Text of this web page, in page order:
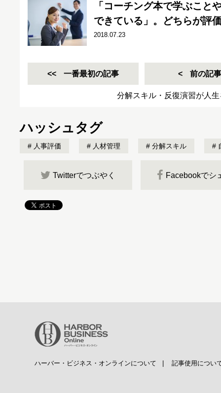
「コーチング本で学ぶこと
できている」。どちらが評
2018.07.23
一番最初の記事 前の記事
分解スキル・反復演習が人
ハッシュタグ
人事評価 人材管理 分解スキル
Twitterでつぶやく Facebookでシ
ハーバー・ビジネス・オンラインについて 記事使用につい